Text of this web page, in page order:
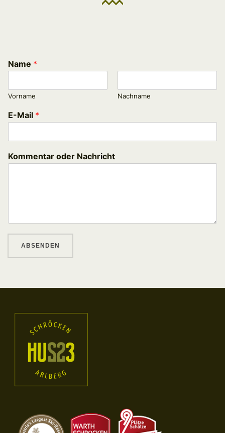
Name *
Vorname Nachname
E-Mail *
Kommentar oder Nachricht
ABSENDEN